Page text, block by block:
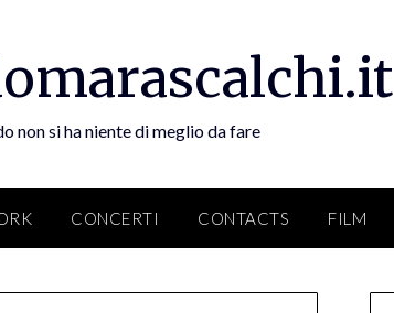
non si ha niente di meglio da fare
CONCERTI CONTACTS FILM